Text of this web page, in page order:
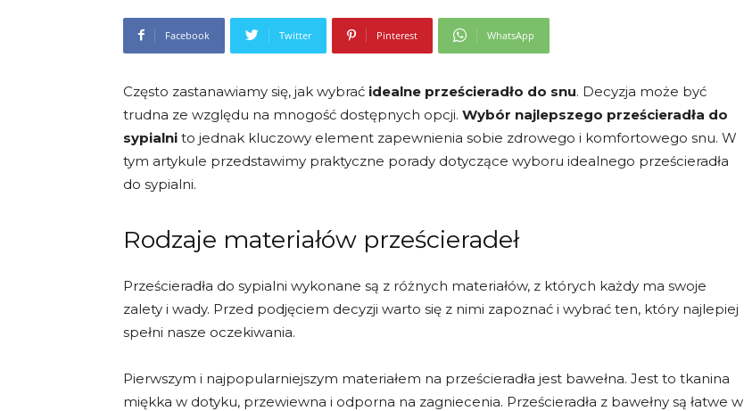
Facebook Twitter Pinterest WhatsApp
Często zastanawiamy się, jak wybrać idealne prześcieradło do snu. Decyzja może być
trudna ze względu na mnogość dostępnych opcji. Wybór najlepszego prześcieradła do
sypialni to jednak kluczowy element zapewnienia sobie zdrowego i komfortowego snu. W
tym artykule przedstawimy praktyczne porady dotyczące wyboru idealnego prześcieradła
do sypialni.
Rodzaje materiałów prześcieradeł
Prześcieradła do sypialni wykonane są z różnych materiałów, z których każdy ma swoje
zalety i wady. Przed podjęciem decyzji warto się z nimi zapoznać i wybrać ten, który najlepiej
spełni nasze oczekiwania.
Pierwszym i najpopularniejszym materiałem na prześcieradła jest bawełna. Jest to tkanina
miękka w dotyku, przewiewna i odporna na zagniecenia. Prześcieradła z bawełny są łatwe w